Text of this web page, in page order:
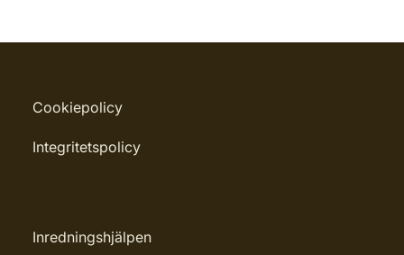
Cookiepolicy
Integritetspolicy
Inredningshjälpen